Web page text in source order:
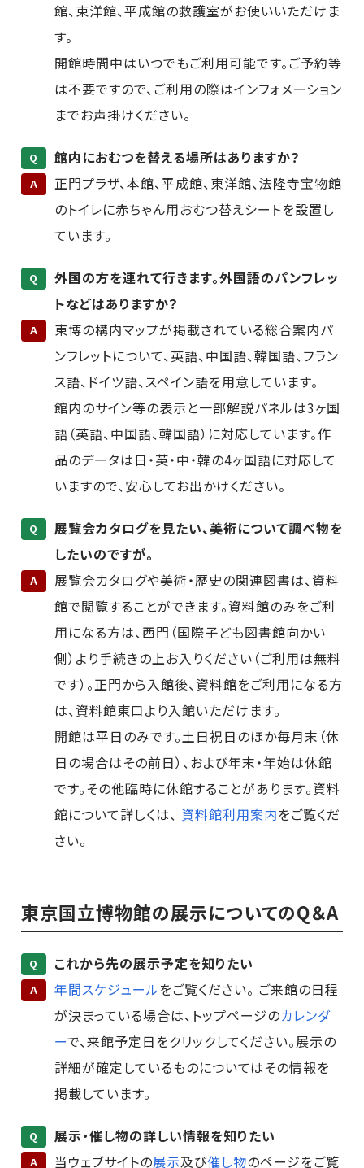
館、東洋館、平成館の救護室がお使いいただけま
す。
開館時間中はいつでもご利用可能です。ご予約等
は不要ですので、ご利用の際はインフォメーション
までお声掛けください。
Q 館内におむつを替える場所はありますか？
A
正門プラザ、本館、平成館、東洋館、法隆寺宝物館
のトイレに赤ちゃん用おむつ替えシートを設置し
ています。
Q
外国の方を連れて行きます。外国語のパンフレッ
トなどはありますか？
A
東博の構内マップが掲載されている総合案内パ
ンフレットについて、英語、中国語、韓国語、フラン
ス語、ドイツ語、スペイン語を用意しています。
館内のサイン等の表示と一部解説パネルは3ヶ国
語（英語、中国語、韓国語）に対応しています。作
品のデータは日・英・中・韓の4ヶ国語に対応して
いますので、安心してお出かけください。
Q
展覧会カタログを見たい、美術について調べ物を
したいのですが。
A
展覧会カタログや美術・歴史の関連図書は、資料
館で閲覧することができます。資料館のみをご利
用になる方は、西門（国際子ども図書館向かい
側）より手続きの上お入りください（ご利用は無料
です）。正門から入館後、資料館をご利用になる方
は、資料館東口より入館いただけます。
開館は平日のみです。土日祝日のほか毎月末（休
日の場合はその前日）、および年末・年始は休館
です。その他臨時に休館することがあります。資料
館について詳しくは、 資料館利用案内をご覧くだ
さい。
東京国立博物館の展示についてのQ＆A
Q これから先の展示予定を知りたい
A 年間スケジュールをご覧ください。 ご来館の日程
が決まっている場合は、トップページのカレンダ
ーで、来館予定日をクリックしてください。展示の
詳細が確定しているものについてはその情報を
掲載しています。
Q 展示・催し物の詳しい情報を知りたい
A 当ウェブサイトの展示及び催し物のページをご覧